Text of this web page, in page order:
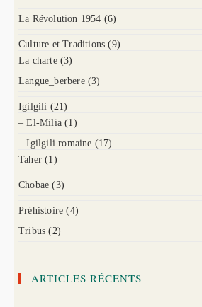
La Révolution 1954 (6)
Culture et Traditions (9)
La charte (3)
Langue_berbere (3)
Igilgili (21)
– El-Milia (1)
– Igilgili romaine (17)
Taher (1)
Chobae (3)
Préhistoire (4)
Tribus (2)
ARTICLES RÉCENTS